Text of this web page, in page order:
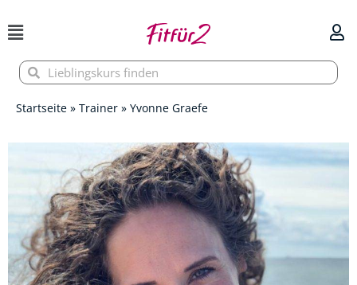
Inhalt
springen
SucheSuche
Startseite » Trainer » Yvonne Graefe